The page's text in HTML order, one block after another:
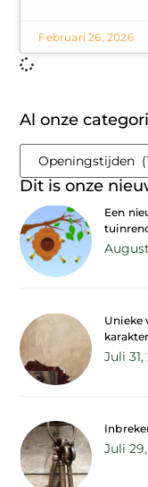
Februari 26, 2026
Al onze
Dit is onze
Een
Unieke
karakter
Juli 31,
Juli